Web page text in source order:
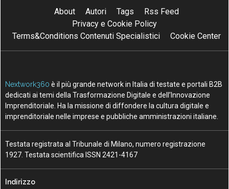
About Autori Tags
Rss Feed
Privacy e Cookie Policy
Terms&Conditions Contenuti Specialistici
Cookie Center
Nextwork360 è il più grande network in Italia di testate e portali B2B
dedicati ai temi della Trasformazione Digitale e dell’Innovazione
Imprenditoriale. Ha la missione di diffondere la cultura digitale e
imprenditoriale nelle imprese e pubbliche amministrazioni italiane.
Testata registrata al Tribunale di Milano, numero registrazione
1927. Testata scientifica ISSN 2421-4167
Indirizzo